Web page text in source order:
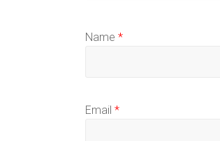
Name *
Email *